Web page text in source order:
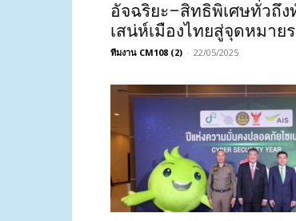
อัจฉริยะ–สิทธิพิเศษทั่วถึ
เสน่ห์เมืองไทยสู่จุดหมาย
ทีมงาน CM108 (2) - 22/05/2025